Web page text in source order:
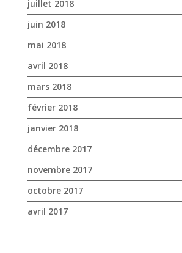
février 2018
janvier 2018
décembre 2017
novembre 2017
octobre 2017
avril 2017